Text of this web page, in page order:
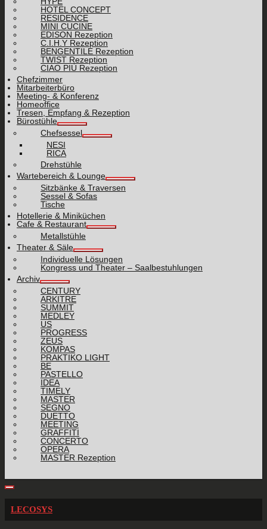
HOTEL CONCEPT
RESIDENCE
MINI CUCINE
EDISON Rezeption
C.I.H.Y Rezeption
BENGENTILE Rezeption
TWIST Rezeption
CIAO PIÙ Rezeption
Chefzimmer
Mitarbeiterbüro
Meeting- & Konferenz
Homeoffice
Tresen, Empfang & Rezeption
Bürostühle
Chefsessel
NESI
RICA
Drehstühle
Wartebereich & Lounge
Sitzbänke & Traversen
Sessel & Sofas
Tische
Hotellerie & Miniküchen
Cafe & Restaurant
Metallstühle
Theater & Säle
Individuelle Lösungen
Kongress und Theater – Saalbestuhlungen
Archiv
CENTURY
ARKITRE
SUMMIT
MEDLEY
US
PROGRESS
ZEUS
KOMPAS
PRAKTIKO LIGHT
BE
PASTELLO
IDEA
TIMELY
MASTER
SEGNO
DUETTO
MEETING
GRAFFITI
CONCERTO
OPERA
MASTER Rezeption
LECOSYS